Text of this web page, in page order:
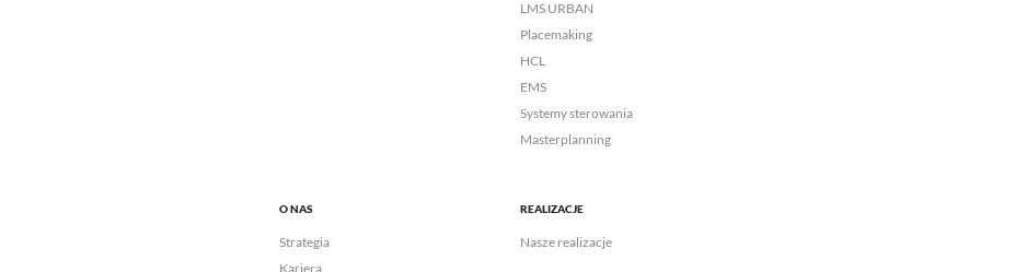
LMS URBAN
Placemaking
HCL
EMS
Systemy sterowania
Masterplanning
O NAS
Strategia
Kariera
REALIZACJE
Nasze realizacje